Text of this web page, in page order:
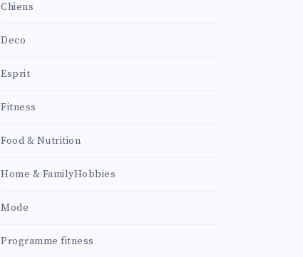
Chiens
Deco
Esprit
Fitness
Food & Nutrition
Home & FamilyHobbies
Mode
Programme fitness